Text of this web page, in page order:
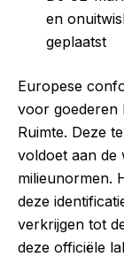
en
geplaatst
Europese
voor goederen
Ruimte. Deze
voldoet aan de
milieunormen.
deze
verkrijgen tot
deze officiële